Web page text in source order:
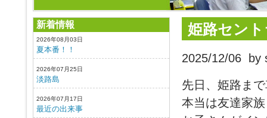
新着情報
2026年08月03日
夏本番！！
2026年07月25日
淡路島
2026年07月17日
最近の出来事
姫路セン
2025/12/06 by
先日、姫路ま
本当は友達家